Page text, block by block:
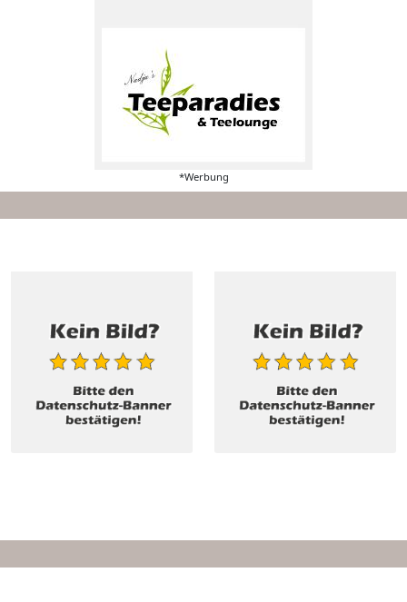
*Werbung